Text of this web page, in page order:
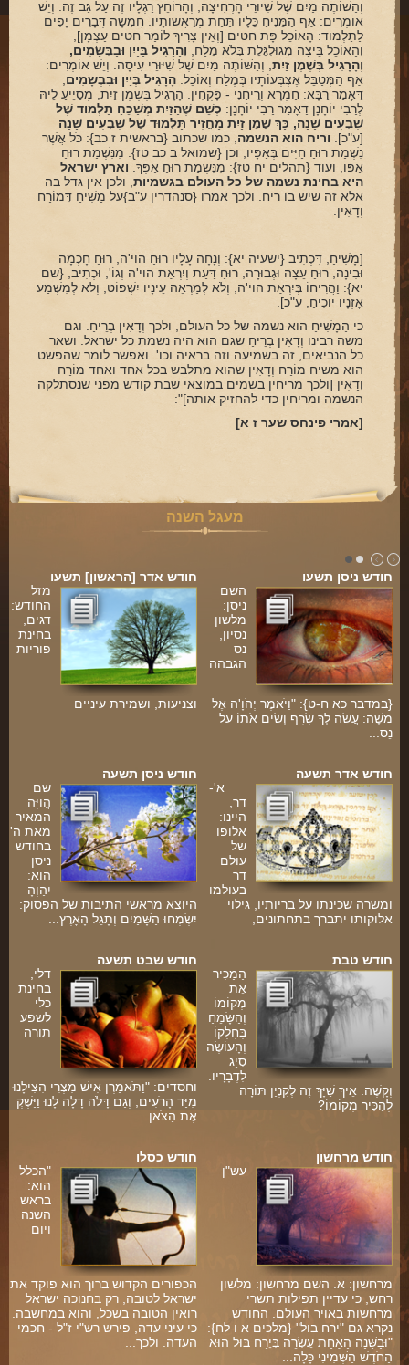
וְהַשׁוֹתֶה מַיִם שֶׁל שִׁיוּרֵי הָרְחִיצָה, וְהָרוֹחֵץ רַגְלָיו זֶה עַל גַּב זֶה. וְיֵשׁ
אוֹמְרִים: אַף הַמֵּנִיחַ כֵּלָיו תַּחַת מְרַאֲשׁוֹתָיו. חֲמִשָׁה דְּבָרִים יָפִים
לַתַּלְמוּד: הָאוֹכֵל פָּת חטים [וְאֵין צָרִיךְ לוֹמַר חטים עַצְמָן],
וְהָאוֹכֵל בֵּיצָה מְגוּלְגֶּלֶת בְּלֹא מֶלַח, וְהָרָגִיל בַּיַיִן וּבַבְּשָׂמִים,
וְהָרָגִיל בְּשֶׁמֶן זַיִת, וְהַשּׁוֹתֶה מַיִם שֶׁל שִׁיּוּרֵי עִיסָה. וְיֵשׁ אוֹמְרִים:
אַף הַמְּטַבֵּל אֶצְבְּעוֹתָיו בְּמֶלַח וְאוֹכֵל. הָרָגִיל בְּיַיִן וּבִבְשָׂמִים,
דַּאָמַר רַבָּא: חַמְרָא וְרֵיחַנִי - פָּקְחִין. הָרָגִיל בְּשֶׁמֶן זַיִת, מְסַיֵיעַ לֵיהּ
לְרַבִּי יוֹחָנָן דַּאָמַר רַבִּי יוֹחָנָן: כְּשֵׁם שֶׁהַזַּיִת מְשַׁכֵּחַ תַּלְמוּד שֶׁל
שִׁבְעִים שָׁנָה, כָּךְ שֶׁמֶן זַיִת מַחֲזִיר תַּלְמוּד שֶׁל שִׁבְעִים שָׁנָה
[ע"כ]. וריח הוא הנשמה, כמו שכתוב {בראשית ז כב}: כֹּל אֲשֶׁר
נִשְׁמַת רוּחַ חַיִּים בְּאַפָּיו, וכן {שמואל ב כב טז}: מִנִּשְׁמַת רוּחַ
אַפּוֹ, ועוד {תהלים יח טז}: מִנִּשְׁמַת רוּחַ אַפֶּךָ. וארץ ישראל
היא בחינת נשמה של כל העולם בגשמיות, ולכן אין גדל בה
אלא זה שיש בו ריח. ולכך אמרו {סנהדרין ע"ב}על מָשִׁיחַ דְּמוֹרַח
וְדָאִין.
[מָשִׁיחַ, דִּכְתִיב {ישעיה יא}: וְנָחָה עָלָיו רוּחַ הוי'ה, רוּחַ חָכְמָה
וּבִינָה, רוּחַ עֵצָה וּגְבוּרָה, רוּחַ דַּעַת וְיִרְאַת הוי'ה וְגוֹ', וּכְתִיב, {שם
יא}: וַהֲרִיחוֹ בְּיִרְאַת הוי'ה, וְלֹא לְמַרְאֵה עֵינָיו יִשְׁפּוֹט, וְלֹא לְמִשְׁמַע
אָזְנָיו יוֹכִיחַ, ע"כ].
כי הַמָשִׁיחַ הוא נשמה של כל העולם, ולכך וְדָאִין בְרֵיחַ. וגם
משה רבינו וְדָאִין בְרֵיחַ שגם הוא היה נשמת כל ישראל. ושאר
כל הנביאים, זה בשמיעה וזה בראיה וכו'. ואפשר לומר שהפשט
הוא משיח מוֹרַח וְדָאִין שהוא מתלבש בכל אחד ואחד מוֹרַח
וְדָאִין [ולכך מריחין בשמים במוצאי שבת קודש מפני שנסתלקה
הנשמה ומריחין כדי להחזיק אותה]":
[אמרי פינחס שער ז א]
מעגל השנה
חודש אדר [הראשון] תשעו
מזל
החודש:
דגים,
בחינת
פוריות
וצניעות, ושמירת עיניים
חודש ניסן תשעו
השם
ניסן:
מלשון
נסיון,
נס
הגבהה
{במדבר כא ח-ט}: "וַיֹּאמֶר יְהֹוָ'ה אֶל
משֶׁה: עֲשֵׂה לְךָ שָׂרָף וְשִׂים אֹתוֹ עַל
נֵס...
חודש ניסן תשעה
שם
הֲוַיָּה
המאיר
מאת ה'
בחודש
ניסן
הוא:
יִהַוְהָ
היוצא מראשי התיבות של הפסוק:
יִשְׂמְחוּ הַשָּׁמַיִם וְתָגֵל הָאָרֶץ...
חודש אדר תשעה
א'-
דר,
היינו:
אלופו
של
עולם
דר
בעולמו
ומשרה שכינתו על בריותיו, גילוי
אלוקותו יתברך בתחתונים,
חודש שבט תשעה
דלי,
בחינת
כלי
לשפע
תורה
וחסדים: "וַתֹּאמַרְן אִישׁ מִצְרִי הִצִּילָנוּ
מִיַּד הָרֹעִים, וְגַם דָּלֹה דָלָה לָנוּ וַיַּשְׁקְ
אֶת הַצֹּאן
חודש טבת
הַמַּכִּיר
אֶת
מְקוֹמוֹ
וְהַשָּׂמֵחַ
בְּחֶלְקוֹ
וְהָעוֹשֶׂה
סְיָג
לִדְבָרָיו.
וְקָשֶׁה: אֵיךְ שַׁיָּךְ זֶה לְקִנְיַן תּוֹרָה
לְהַכִּיר מְקוֹמוֹ?
חודש כסלו
"הכלל
הוא:
בראש
השנה
ויום
הכפורים הקדוש ברוך הוא פוקד את
ישראל לטובה, רק בחנוכה ישראל
רואין הטובה בשכל, והוא במחשבה.
כי עיני עדה, פירש רש"י ז"ל - חכמי
העדה. ולכך...
חודש מרחשון
עש"ן
מרחשון: א. השם מרחשון: מלשון
רחש, כי עדיין תפילות תשרי
מרחשות באויר העולם. החודש
נקרא גם "ירח בול" {מלכים א ו לח}:
"וּבַשָּׁנָה הָאַחַת עֶשְׂרֵה בְּיֶרַח בּוּל הוּא
הַחֹדֶשׁ הַשְּׁמִינִי כָּלָה...